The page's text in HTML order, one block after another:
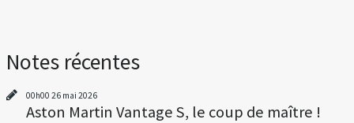
Notes récentes
00h00 26 mai 2026
Aston Martin Vantage S, le coup de maître !